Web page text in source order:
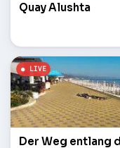
Quay Alushta